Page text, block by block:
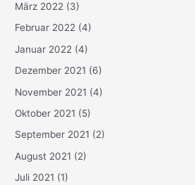
März 2022 (3)
Februar 2022 (4)
Januar 2022 (4)
Dezember 2021 (6)
November 2021 (4)
Oktober 2021 (5)
September 2021 (2)
August 2021 (2)
Juli 2021 (1)